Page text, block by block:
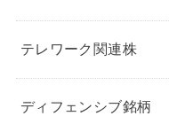
テレワーク関連株
ディフェンシブ銘柄